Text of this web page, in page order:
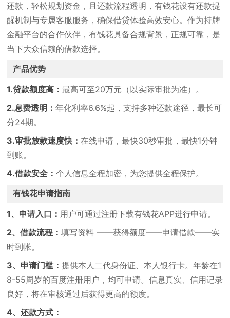
还款，轻松规划资金，且还款流程透明，有钱花设有还款提
醒机制与专属客服服务，确保借贷体验高效安心。作为持牌
金融平台的合作伙伴，有钱花具备合规背景，正规可靠，是
当下大众信赖的借款选择。
产品优势
1.贷款额度高：最高可至20万元（以实际审批为准）。
2.息费透明：年化利率6.6%起，支持多种还款途径，最长可
分24期。
3.审批放款速度快：在线申请，最快30秒审批，最快1分钟
到账。
4.借款安全：个人信息全程加密，为您提供全程保护。
有钱花申请指南
1、申请入口： 用户可通过注册下载有钱花APP进行申请。
2、借款流程：填写资料 ——获得额度——申请借款——实
时到帐。
3、申请门槛：提供本人二代身份证、本人银行卡。年龄在1
8-55周岁的百度注册用户，均可申请。信息真实、信用记录
良好，将在审核通过后获得更高的额度。
4、还款方式：